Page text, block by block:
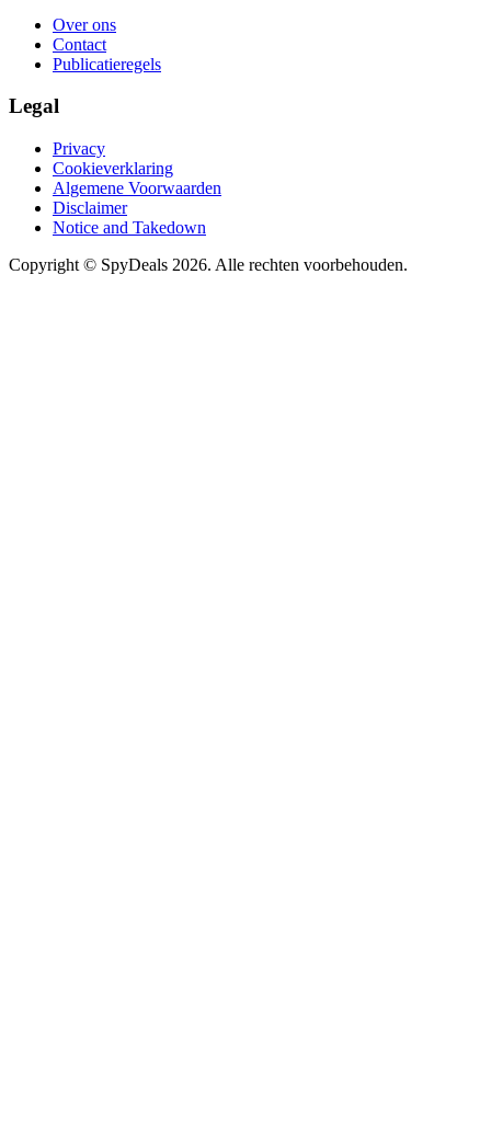
Over ons
Contact
Publicatieregels
Legal
Privacy
Cookieverklaring
Algemene Voorwaarden
Disclaimer
Notice and Takedown
Copyright © SpyDeals 2026. Alle rechten voorbehouden.